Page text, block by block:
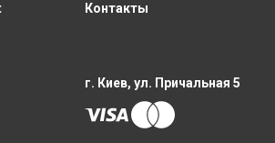
Контакты
г. Киев, ул. Причальная 5